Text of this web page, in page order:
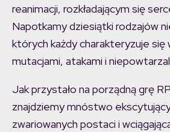
reanimacji, rozkładającym się
Napotkamy dziesiątki rodzajów
których każdy charakteryzuje się
mutacjami, atakami i
Jak przystało na porządną grę
znajdziemy mnóstwo
zwariowanych postaci i